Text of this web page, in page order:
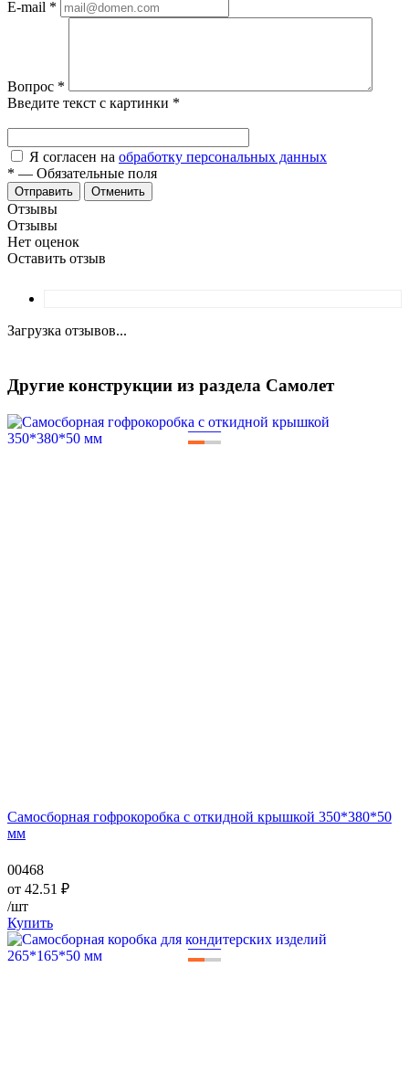
E-mail *
Вопрос *
Введите текст с картинки *
Я согласен на обработку персональных данных
* — Обязательные поля
Отменить
Отзывы
Отзывы
Нет оценок
Оставить отзыв
Загрузка отзывов...
Другие конструкции из раздела Самолет
——
Самосборная гофрокоробка с откидной крышкой 350*380*50
мм
00468
от 42.51 ₽
/шт
Купить
——